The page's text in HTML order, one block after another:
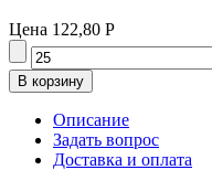
Цена 122,80 Р
Описание
Задать вопрос
Доставка и оплата